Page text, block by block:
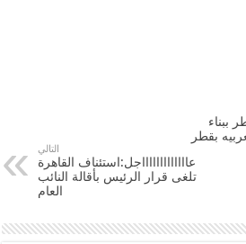
ببناء
بقطر
التالي
عاااااااااااااجل:استئناف القاهرة
تلغى قرار الرئيس بأقالة النائب
العام